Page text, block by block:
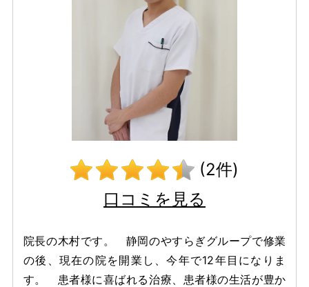
(2件)
口コミを見る
院長の木村です。 静岡のやすらぎグループで修業
の後、現在の院を開業し、今年で12年目になりま
す。 患者様に喜ばれる治療、患者様の生活が豊か